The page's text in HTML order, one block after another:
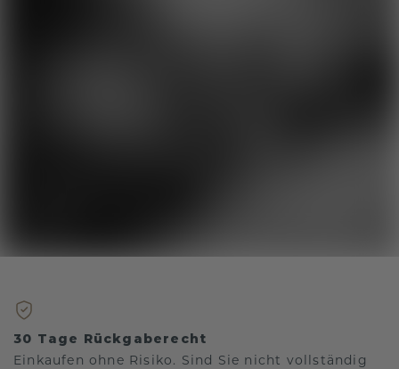
30 Tage Rückgaberecht
Einkaufen ohne Risiko. Sind Sie nicht vollständig